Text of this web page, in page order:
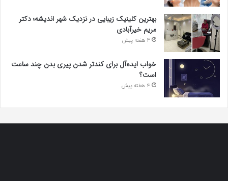
بهترین کلینیک زیبایی در نزدیک شهر اندیشه؛ دکتر
مریم خیرآبادی
3 هفته پیش
خواب ایده‌آل برای کندتر شدن پیری بدن چند ساعت
است؟
4 هفته پیش